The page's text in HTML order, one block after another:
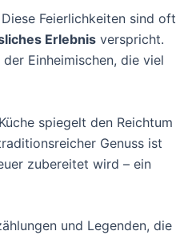
Feierlichkeiten sind oft
Erlebnis verspricht.
Einheimischen, die viel
spiegelt den Reichtum
Genuss ist
zubereitet wird – ein
und Legenden, die